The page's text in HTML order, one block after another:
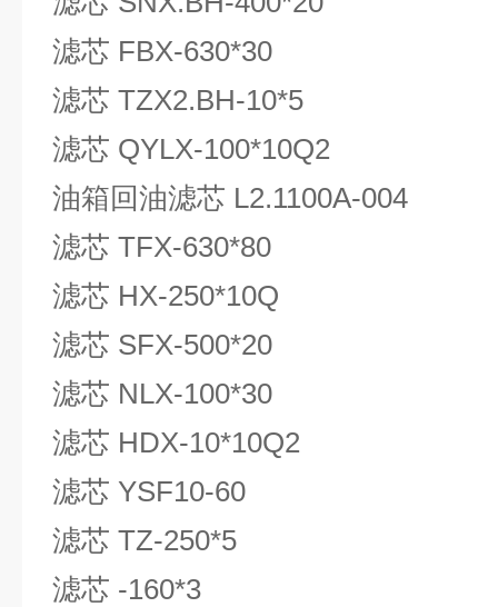
滤芯 FBX-630*30
滤芯 TZX2.BH-10*5
滤芯 QYLX-100*10Q2
油箱回油滤芯 L2.1100A-004
滤芯 TFX-630*80
滤芯 HX-250*10Q
滤芯 SFX-500*20
滤芯 NLX-100*30
滤芯 HDX-10*10Q2
滤芯 YSF10-60
滤芯 TZ-250*5
滤芯 -160*3